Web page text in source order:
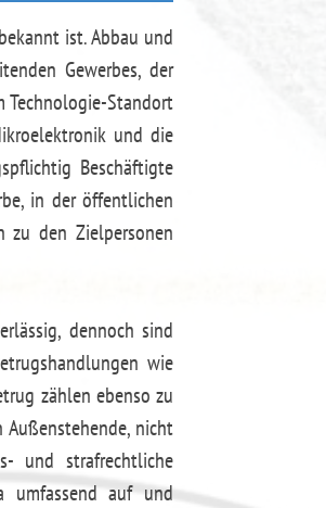
ist. Abbau und
Gewerbes, der
Technologie-Standort
und die
Beschäftigte
in der öffentlichen
zu den Zielpersonen
dennoch sind
wie
zählen ebenso zu
nicht
und strafrechtliche
umfassend auf und